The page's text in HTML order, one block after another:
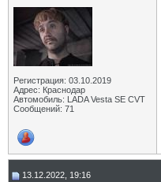
Регистрация: 03.10.2019
Адрес: Краснодар
Автомобиль: LADA Vesta SE CVT
Сообщений: 71
13.12.2022, 19:16